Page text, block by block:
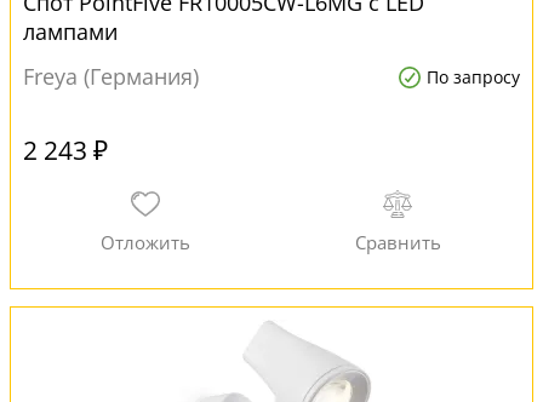
лампами
Freya (Германия)
По запросу
2 243 ₽